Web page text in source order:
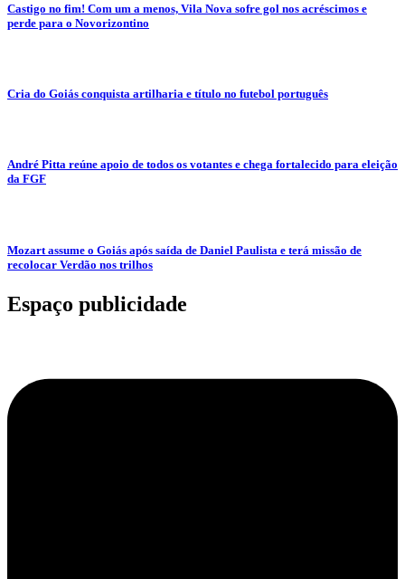
Castigo no fim! Com um a menos, Vila Nova sofre gol nos acréscimos e
perde para o Novorizontino
Cria do Goiás conquista artilharia e título no futebol português
André Pitta reúne apoio de todos os votantes e chega fortalecido para eleição
da FGF
Mozart assume o Goiás após saída de Daniel Paulista e terá missão de
recolocar Verdão nos trilhos
Espaço publicidade